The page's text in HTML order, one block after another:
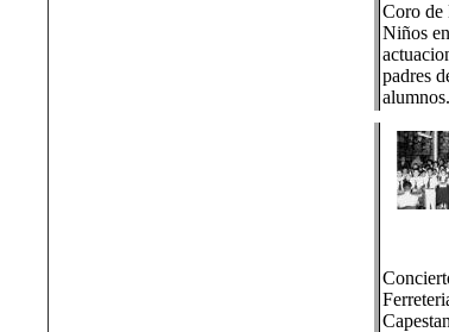
Coro de
Niños
padres
alumnos.